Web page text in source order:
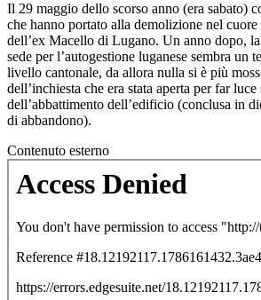
Il 29 maggio dello scorso anno (era sabato)
che hanno portato alla demolizione nel
dell’ex Macello di Lugano. Un anno dopo,
sede per l’autogestione luganese sembra un
livello cantonale, da allora nulla si è più
dell’inchiesta che era stata aperta per far
dell’abbattimento dell’edificio (conclusa in
di abbandono).
Contenuto esterno